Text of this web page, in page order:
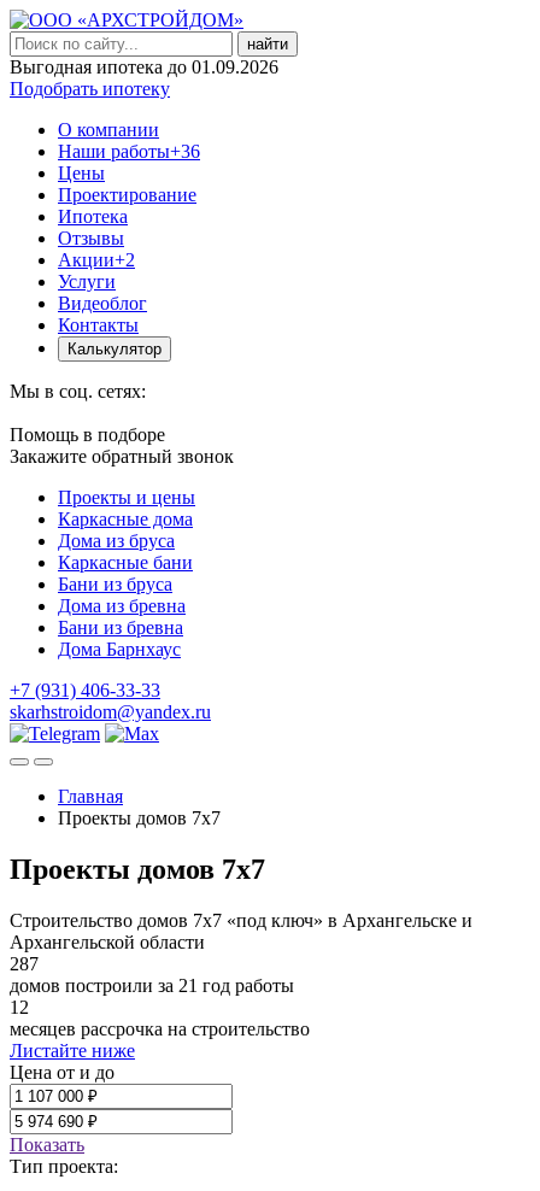
найти
Выгодная ипотека до 01.09.2026
Подобрать ипотеку
О компании
Наши работы+36
Цены
Проектирование
Ипотека
Отзывы
Акции+2
Услуги
Видеоблог
Контакты
Калькулятор
Мы в соц. сетях:
Помощь в подборе
Закажите обратный звонок
Проекты и цены
Каркасные дома
Дома из бруса
Каркасные бани
Бани из бруса
Дома из бревна
Бани из бревна
Дома Барнхаус
+7 (931) 406-33-33
skarhstroidom@yandex.ru
Главная
Проекты домов 7х7
Проекты домов 7х7
Строительство домов 7х7 «под ключ» в Архангельске и
Архангельской области
287
домов построили за 21 год работы
12
месяцев рассрочка на строительство
Листайте ниже
Цена от и до
Показать
Тип проекта: